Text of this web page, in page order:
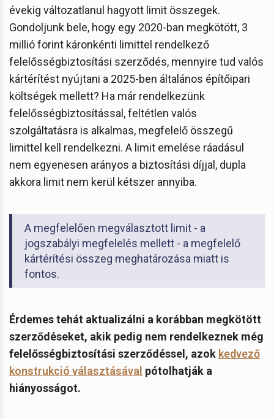
évekig változatlanul hagyott limit összegek.
Gondoljunk bele, hogy egy 2020-ban megkötött, 3
millió forint káronkénti limittel rendelkező
felelősségbiztosítási szerződés, mennyire tud valós
kártérítést nyújtani a 2025-ben általános építőipari
költségek mellett? Ha már rendelkezünk
felelősségbiztosítással, feltétlen valós
szolgáltatásra is alkalmas, megfelelő összegű
limittel kell rendelkezni. A limit emelése ráadásul
nem egyenesen arányos a biztosítási díjjal, dupla
akkora limit nem kerül kétszer annyiba.
A megfelelően megválasztott limit - a
jogszabályi megfelelés mellett - a megfelelő
kártérítési összeg meghatározása miatt is
fontos.
Érdemes tehát aktualizálni a korábban megkötött
szerződéseket, akik pedig nem rendelkeznek még
felelősségbiztosítási szerződéssel, azok kedvező
konstrukció választásával pótolhatják a
hiányosságot.